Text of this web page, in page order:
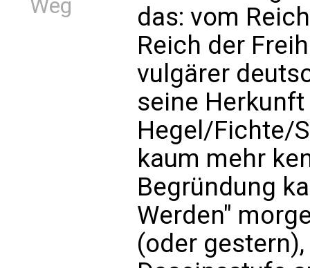
Weg
das: vom
Reich der
vulgärer
seine
Hegel/Fichte/
kaum mehr
Begründung
Werden"
(oder